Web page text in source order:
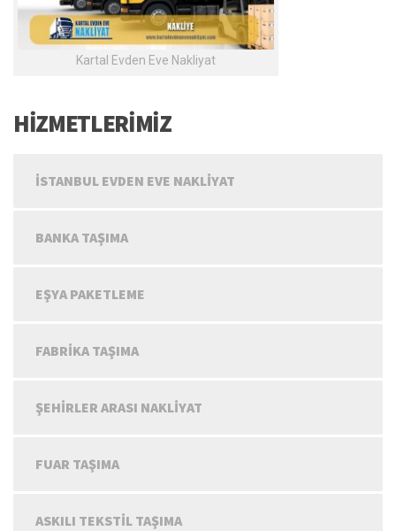
Kartal Evden Eve Nakliyat
HİZMETLERİMİZ
İSTANBUL EVDEN EVE NAKLIYAT
BANKA TAŞIMA
EŞYA PAKETLEME
FABRIKA TAŞIMA
ŞEHIRLER ARASI NAKLIYAT
FUAR TAŞIMA
ASKILI TEKSTIL TAŞIMA